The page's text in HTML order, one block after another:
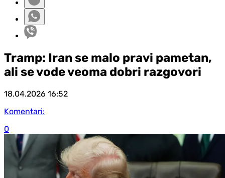
Tramp: Iran se malo pravi pametan,
ali se vode veoma dobri razgovori
18.04.2026 16:52
Komentari:
0